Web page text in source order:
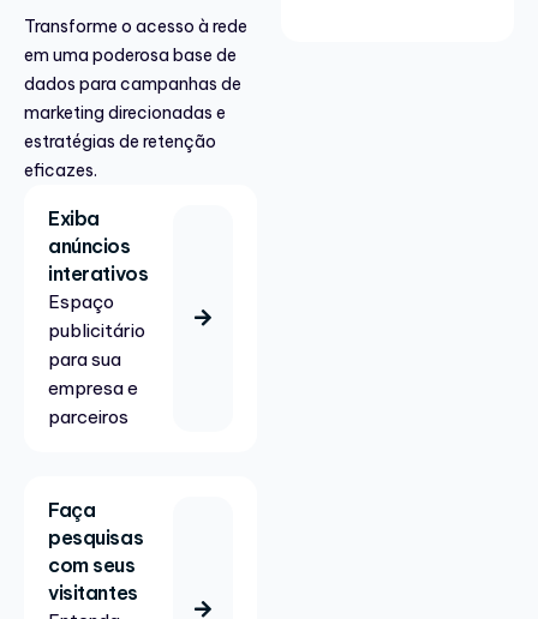
Transforme o acesso à rede
em uma poderosa base de
dados para campanhas de
marketing direcionadas e
estratégias de retenção
eficazes.
Exiba
anúncios
interativos
Espaço
publicitário
para sua
empresa e
parceiros
Faça
pesquisas
com seus
visitantes